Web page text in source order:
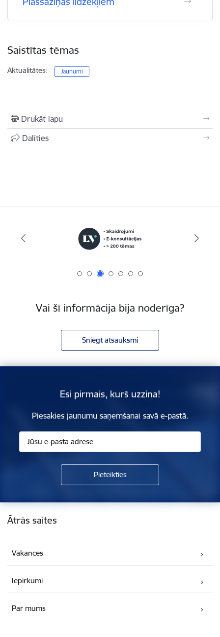
Saistītas tēmas
Aktualitātes: Jaunumi
Drukāt lapu
Dalīties
Vai šī informācija bija noderīga?
Sniegt atsauksmi
Esi pirmais, kurš uzzina!
Piesakies jaunumu saņemšanai savā e-pastā.
Kājene
Ātrās saites
Vakances
Iepirkumi
Par mums